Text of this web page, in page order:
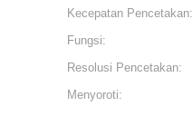
Kecepatan Pencetakan:
Fungsi:
Resolusi Pencetakan:
Menyoroti: